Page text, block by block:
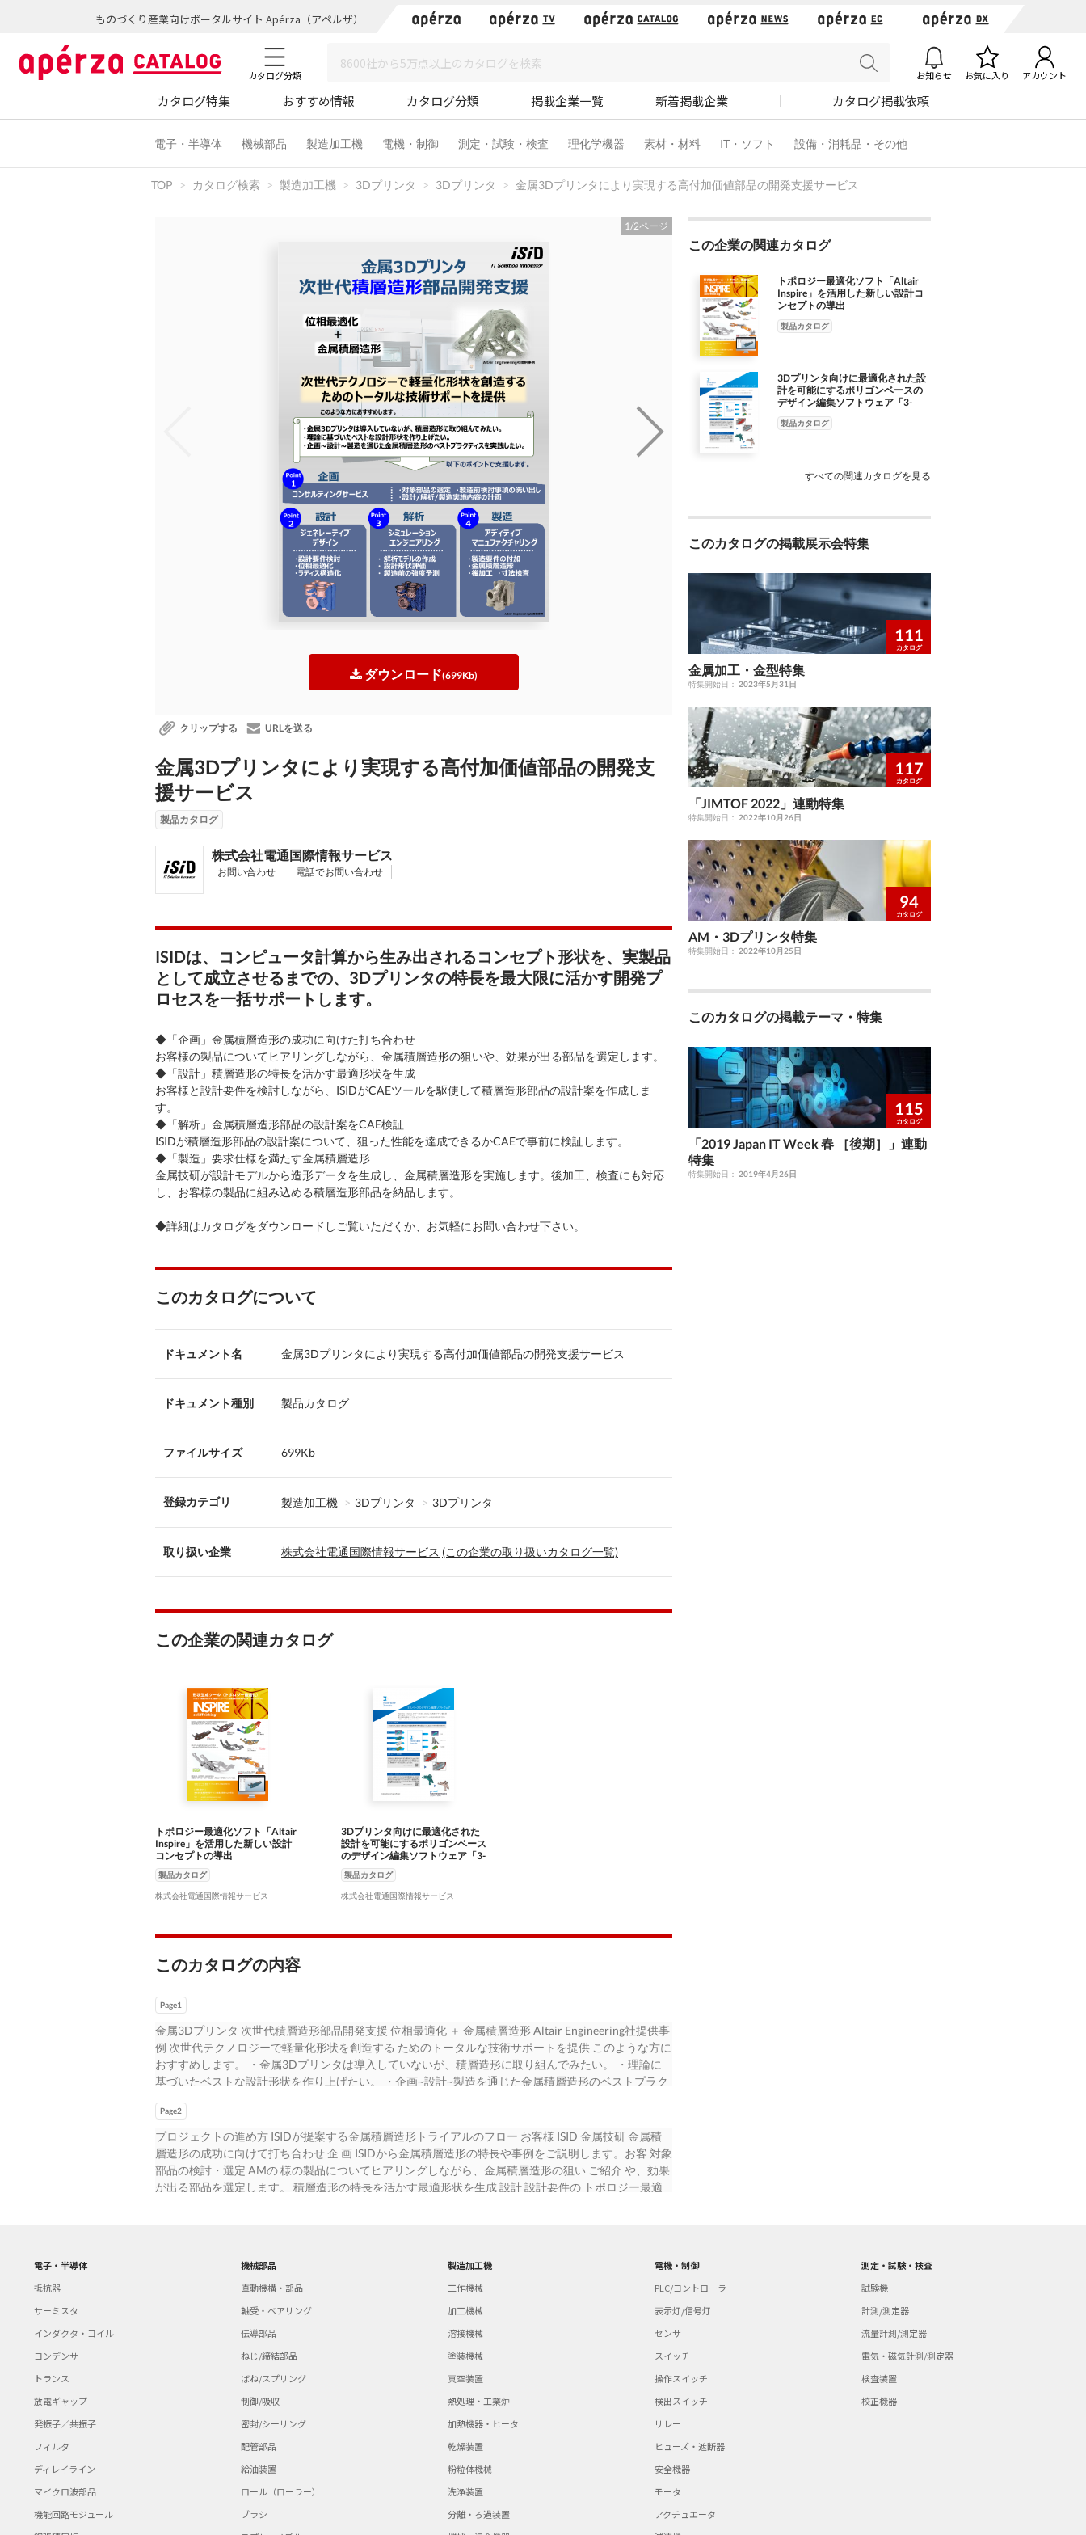
ものづくり産業向けポータルサイト Apérza（アペルザ）
カタログ分類 お知らせ お気に入り アカウント
カタログ特集 おすすめ情報 カタログ分類 掲載企業一覧 新着掲載企業 カタログ掲載依頼
電子・半導体 機械部品 製造加工機 電機・制御 測定・試験・検査 理化学機器 素材・材料 IT・ソフト 設備・消耗品・その他
TOP カタログ検索 製造加工機 3Dプリンタ 3Dプリンタ 金属3Dプリンタにより実現する高付加価値部品の開発支援サービス
1/2ページ
ダウンロード(699Kb)
クリップする URLを送る
金属3Dプリンタにより実現する高付加価値部品の開発支
援サービス
製品カタログ
株式会社電通国際情報サービス
お問い合わせ 電話でお問い合わせ
ISIDは、コンピュータ計算から生み出されるコンセプト形状を、実製品
として成立させるまでの、3Dプリンタの特長を最大限に活かす開発プ
ロセスを一括サポートします。
◆「企画」金属積層造形の成功に向けた打ち合わせ
お客様の製品についてヒアリングしながら、金属積層造形の狙いや、効果が出る部品を選定します。
◆「設計」積層造形の特長を活かす最適形状を生成
お客様と設計要件を検討しながら、ISIDがCAEツールを駆使して積層造形部品の設計案を作成しま
す。
◆「解析」金属積層造形部品の設計案をCAE検証
ISIDが積層造形部品の設計案について、狙った性能を達成できるかCAEで事前に検証します。
◆「製造」要求仕様を満たす金属積層造形
金属技研が設計モデルから造形データを生成し、金属積層造形を実施します。後加工、検査にも対応
し、お客様の製品に組み込める積層造形部品を納品します。
◆詳細はカタログをダウンロードしご覧いただくか、お気軽にお問い合わせ下さい。
このカタログについて
ドキュメント名 金属3Dプリンタにより実現する高付加価値部品の開発支援サービス
ドキュメント種別 製品カタログ
ファイルサイズ 699Kb
登録カテゴリ 製造加工機 3Dプリンタ 3Dプリンタ
取り扱い企業 株式会社電通国際情報サービス (この企業の取り扱いカタログ一覧)
この企業の関連カタログ
トポロジー最適化ソフト「Altair
Inspire」を活用した新しい設計
コンセプトの導出
製品カタログ
株式会社電通国際情報サービス
3Dプリンタ向けに最適化された
設計を可能にするポリゴンベース
のデザイン編集ソフトウェア「3-
matic」
製品カタログ
株式会社電通国際情報サービス
このカタログの内容
Page1
金属3Dプリンタ 次世代積層造形部品開発支援 位相最適化 ＋ 金属積層造形 Altair Engineering社提供事
例 次世代テクノロジーで軽量化形状を創造する ためのトータルな技術サポートを提供 このような方に
おすすめします。 ・金属3Dプリンタは導入していないが、積層造形に取り組んでみたい。 ・理論に
基づいたベストな設計形状を作り上げたい。 ・企画~設計~製造を通じた金属積層造形のベストプラク
項の洗い出し コンサルティングサービス ・設計/解析/製造実施内容の計画 Point 設計 Point 解析 Point
製造 2 3 4 ジェネレーティブ シミュレーション アディティブ デザイン エンジニアリング マニュファク
チャリング ・設計要件検討 ・ 解析モデルの作成 ・製造要件の付加 ・位相最適化 ・ 設計形状評価 ・金
属積層造形 ・ラティス構造化 ・ 製造前の強度予測 ・後加工 ・寸法検査 Altair Engineering社提供事例
Page2
プロジェクトの進め方 ISIDが提案する金属積層造形トライアルのフロー お客様 ISID 金属技研 金属積
層造形の成功に向けて打ち合わせ 企 画 ISIDから金属積層造形の特長や事例をご説明します。お客 対象
部品の検討・選定 AMの 様の製品についてヒアリングしながら、金属積層造形の狙い ご紹介 や、効果
が出る部品を選定します。 積層造形の特長を活かす最適形状を生成 設計 設計要件の トポロジー最適
仕上げます。 要求仕様を満たす金属積層造形 金属積層造形 製造 金属技研が設計モデルから造形デー
タを生成し、金属積層 受入 後加工 造形を実施します。後加工、検査にも対応し、お客様の製 検査 品
に組み込める積層造形部品を納品します。 本サービスのメリット スモールスタート 金属積層造形を始
るこ とにより、まずは少額の費用（400万円~）で金属積層造形にトライすることが可能になります。
スピードアップ お客様には製品に対するより良いアイディアを検討することに集中していただける
様、ISIDが金属積層造形プロジェクトの窓口とな り、企画から設計、解析、金属積層造形まで、一括
も効率的に金属積層造形をトライアルできます。 確実な成果 ISIDの金属積層造形パートナーの金属技
研では、金属積層造形だけでなく後加工、検査工程まで対応し、お客様の要求仕 様を満たす部品を納
品します。従来、金属積層造形サービスで避けられなかった、お客様のトライ＆エラーは不要です。
開発に設計段階から参画し、受注生産の高度な金属部品を供給す る金属加工のリーディングカンパニ
ー。 金属積層造形について、事前検証から、造形、造形後の熱処理工程、仕上げ加工、検査まで一貫
して対応可能な国内でも 数少ない企業。 【保有設備】 EOSINT M280 Arcam A2X Arcam Q20 適応材
この企業の関連カタログ
トポロジー最適化ソフト「Altair
Inspire」を活用した新しい設計コ
ンセプトの導出
製品カタログ
3Dプリンタ向けに最適化された設
計を可能にするポリゴンベースの
デザイン編集ソフトウェア「3-
matic」
製品カタログ
すべての関連カタログを見る
このカタログの掲載展示会特集
111
カタログ
金属加工・金型特集
特集開始日： 2023年5月31日
117
カタログ
「JIMTOF 2022」連動特集
特集開始日： 2022年10月26日
94
カタログ
AM・3Dプリンタ特集
特集開始日： 2022年10月25日
このカタログの掲載テーマ・特集
115
カタログ
「2019 Japan IT Week 春 ［後期］」連動
特集
特集開始日： 2019年4月26日
電子・半導体
抵抗器
サーミスタ
インダクタ・コイル
コンデンサ
トランス
放電ギャップ
発振子／共振子
フィルタ
ディレイライン
マイクロ波部品
機能回路モジュール
機械部品
直動機構・部品
軸受・ベアリング
伝導部品
ねじ/締結部品
ばね/スプリング
制御/吸収
密封/シーリング
配管部品
給油装置
ロール（ローラー）
ブラシ
製造加工機
工作機械
加工機械
溶接機械
塗装機械
真空装置
熱処理・工業炉
加熱機器・ヒータ
乾燥装置
粉粒体機械
洗浄装置
分離・ろ過装置
電機・制御
PLC/コントローラ
表示灯/信号灯
センサ
スイッチ
操作スイッチ
検出スイッチ
リレー
ヒューズ・遮断器
安全機器
モータ
アクチュエータ
測定・試験・検査
試験機
計測/測定器
流量計測/測定器
電気・磁気計測/測定器
検査装置
校正機器